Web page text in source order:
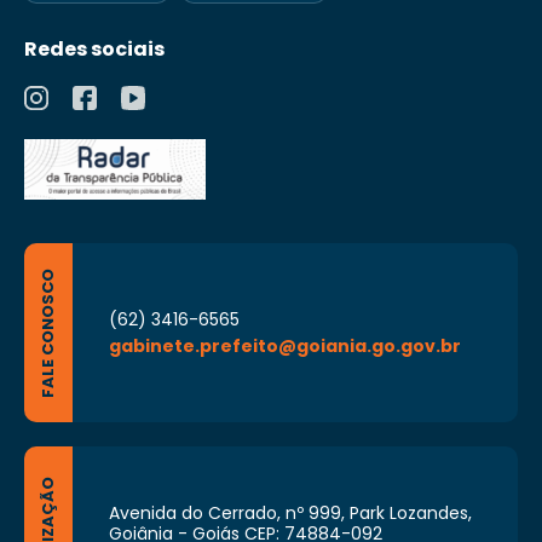
Redes sociais
FALE CONOSCO
(62) 3416-6565
gabinete.prefeito@goiania.go.gov.br
Avenida do Cerrado, nº 999, Park Lozandes,
Goiânia - Goiás CEP: 74884-092